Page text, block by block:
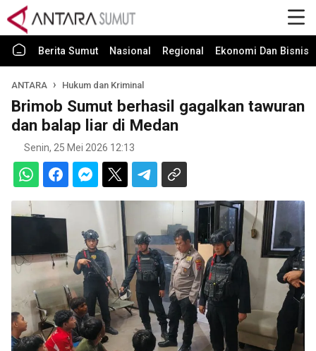
Berita Sumut Nasional Regional Ekonomi Dan Bisnis
ANTARA Hukum dan Kriminal
Brimob Sumut berhasil gagalkan tawuran
dan balap liar di Medan
Senin, 25 Mei 2026 12:13